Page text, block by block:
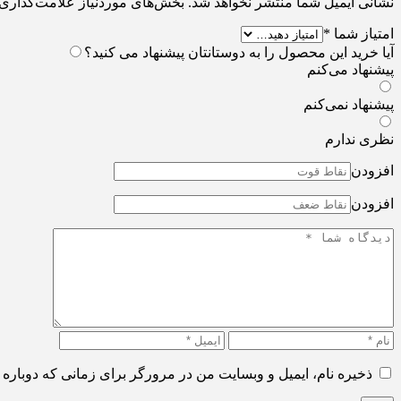
امتیاز شما *
آیا خرید این محصول را به دوستانتان پیشنهاد می کنید؟
پیشنهاد می‌کنم
پیشنهاد نمی‌کنم
نظری ندارم
افزودن
افزودن
ذخیره نام، ایمیل و وبسایت من در مرورگر برای زمانی که